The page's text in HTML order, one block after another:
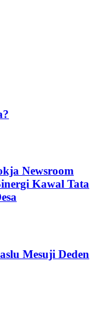
Newsroom
Kawal Tata
Mesuji Deden